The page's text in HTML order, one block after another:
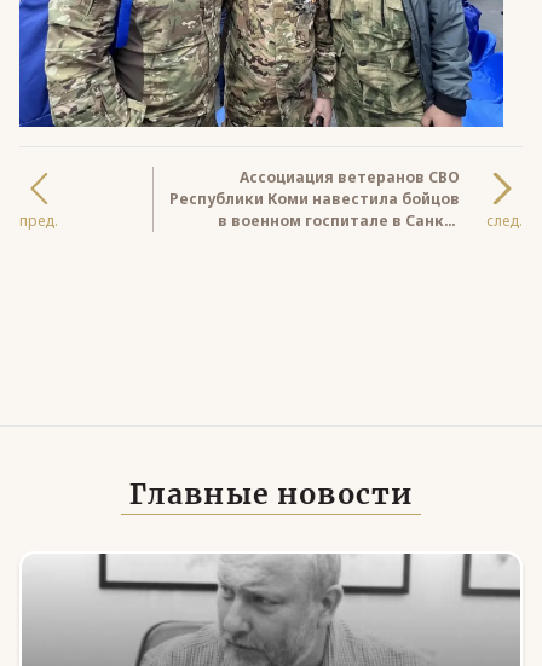
пред.
Ассоциация ветеранов СВО
Республики Коми навестила бойцов
в военном госпитале в Санкт-
след.
Главные новости